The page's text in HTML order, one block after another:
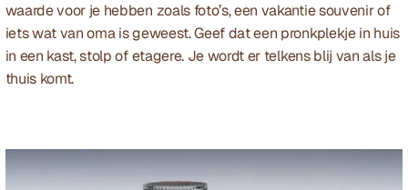
waarde voor je hebben zoals foto’s, een vakantie souvenir of
iets wat van oma is geweest. Geef dat een pronkplekje in huis
in een kast, stolp of etagere. Je wordt er telkens blij van als je
thuis komt.